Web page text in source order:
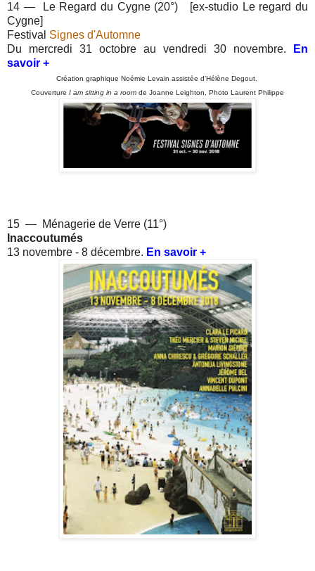
14 — Le Regard du Cygne (20°) [ex-studio Le regard du
Cygne]
Festival Signes d'Automne
Du mercredi 31 octobre au vendredi 30 novembre.
En
savoir +
Création graphique Noémie Levain assistée d’Hélène Degout.
Couverture I am sitting in a room de Joanne Leighton, Photo Laurent Philippe
15 — Ménagerie de Verre (11°)
Inaccoutumés
13 novembre - 8 décembre. En savoir +